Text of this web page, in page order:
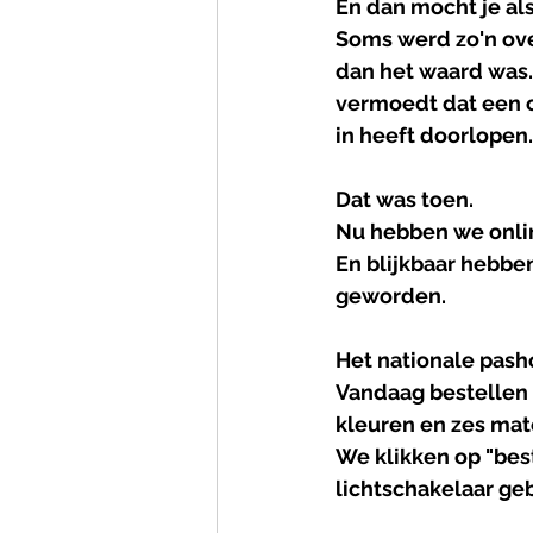
En dan mocht je
Soms werd zo'n
dan het waard
vermoedt dat een
in heeft doorlopen.
Dat was toen.
Nu hebben we
En blijkbaar
geworden.
Het nationale
Vandaag
kleuren en zes
We klikken op
lichtschakelaar